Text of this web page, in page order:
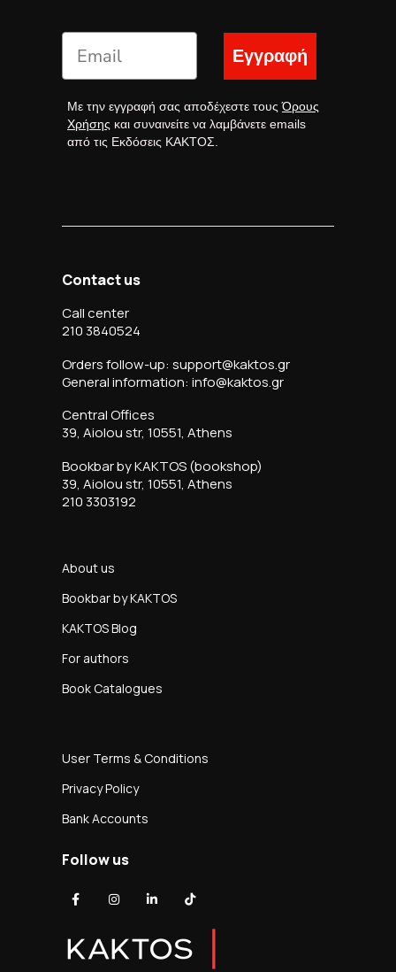
Εγγραφή
Με την εγγραφή σας αποδέχεστε τουςΌρους
Χρήσης και συναινείτε να λαμβάνετε emails
από τις Εκδόσεις ΚΑΚΤΟΣ.
Contact us
Call center
210 3840524
Orders follow-up: support@kaktos.gr
General information: info@kaktos.gr
Central Offices
39, Aiolou str, 10551, Athens
Bookbar by KAKTOS (bookshop)
39, Aiolou str, 10551, Athens
210 3303192
About us
Bookbar by KAKTOS
KAKTOS Blog
For authors
Book Catalogues
User Terms & Conditions
Privacy Policy
Bank Accounts
Follow us